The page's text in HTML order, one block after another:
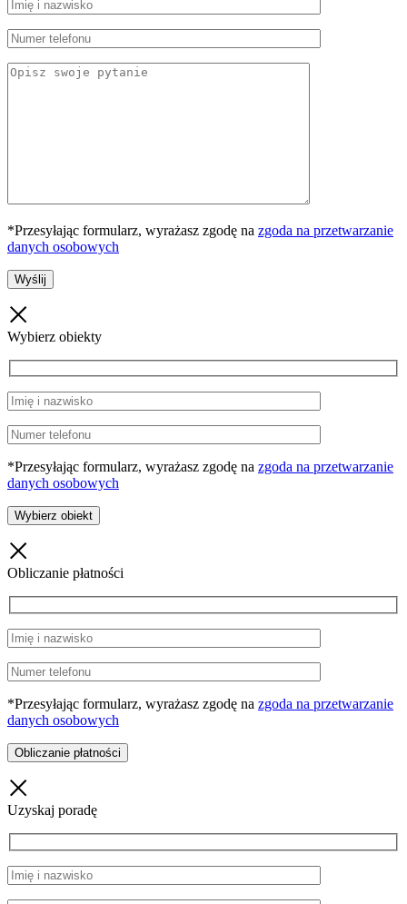
*Przesyłając formularz, wyrażasz zgodę na zgoda na przetwarzanie
danych osobowych
Wybierz obiekty
*Przesyłając formularz, wyrażasz zgodę na zgoda na przetwarzanie
danych osobowych
Obliczanie płatności
*Przesyłając formularz, wyrażasz zgodę na zgoda na przetwarzanie
danych osobowych
Uzyskaj poradę